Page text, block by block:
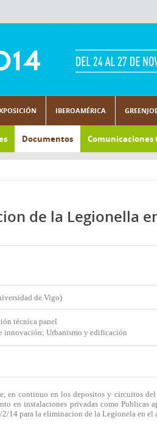
IBEROAMÉRICA
Documentos Comunicaciones
de la Legionella
de Vigo)
técnica panel
innovación; Urbanismo y edificación
en continuo en los depositos y circuitos del
en instalaciones privadas como Publicas
14 para la eliminacion de la Legionela en el